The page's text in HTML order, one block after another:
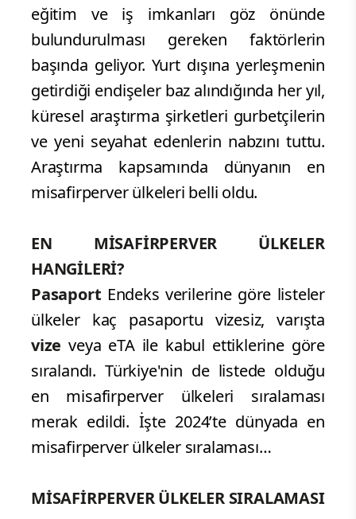
eğitim ve iş imkanları göz önünde
bulundurulması gereken faktörlerin
başında geliyor. Yurt dışına yerleşmenin
getirdiği endişeler baz alındığında her yıl,
küresel araştırma şirketleri gurbetçilerin
ve yeni seyahat edenlerin nabzını tuttu.
Araştırma kapsamında dünyanın en
misafirperver ülkeleri belli oldu.
EN MİSAFİRPERVER ÜLKELER
HANGİLERİ?
Pasaport ​ Endeks verilerine göre listeler
ülkeler kaç pasaportu vizesiz, varışta
vize ​ veya eTA ile kabul ettiklerine göre
sıralandı. Türkiye'nin de listede olduğu
en misafirperver ülkeleri sıralaması
merak edildi. İşte 2024’te dünyada en
misafirperver ülkeler sıralaması…
MİSAFİRPERVER ÜLKELER SIRALAMASI